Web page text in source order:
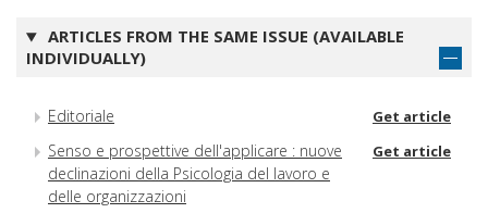
ARTICLES FROM THE SAME ISSUE (AVAILABLE
INDIVIDUALLY)
Editoriale Get article
Senso e prospettive dell'applicare : nuove
declinazioni della Psicologia del lavoro e
delle organizzazioni
Get article